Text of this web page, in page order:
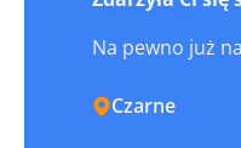
Na pewno już
Czarne